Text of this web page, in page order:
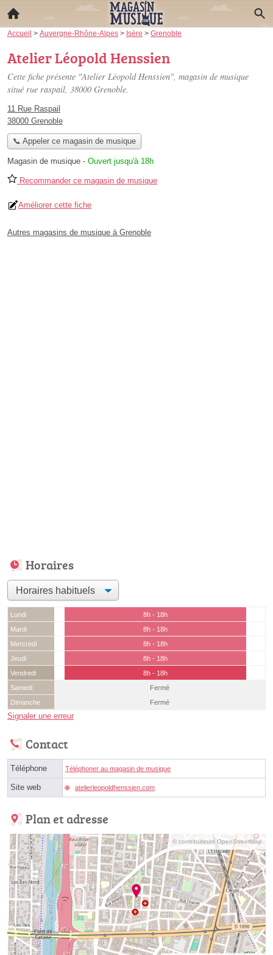
Accueil > Auvergne-Rhône-Alpes > Isère > Grenoble
Atelier Léopold Henssien
Cette fiche présente "Atelier Léopold Henssien", magasin de musique
situé rue raspail, 38000 Grenoble.
11 Rue Raspail
38000 Grenoble
📞 Appeler ce magasin de musique
Magasin de musique - Ouvert jusqu'à 18h
Recommander ce magasin de musique
Améliorer cette fiche
Autres magasins de musique à Grenoble
Horaires
Lundi
8h - 18h
Mardi
8h - 18h
Mercredi
8h - 18h
Jeudi
8h - 18h
Vendredi
8h - 18h
Samedi
Fermé
Dimanche
Fermé
Signaler une erreur
Contact
Téléphone Téléphoner au magasin de musique
Site web atelierleopoldhenssien.com
Plan et adresse
© contributeurs OpenStreetMap